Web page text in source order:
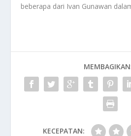
beberapa dari Ivan Gunawan
KECEPATAN: